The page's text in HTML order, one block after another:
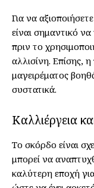
Για να
είναι σημαντικό
πριν το
αλλισίνη. Επίσης,
μαγειρέματος
συστατικά.
Καλλιέργεια
Το σκόρδο είναι
μπορεί να
καλύτερη εποχή